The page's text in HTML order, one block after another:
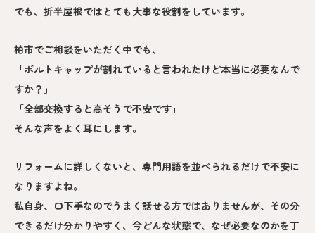
でも、折半屋根ではとても大事な役割をしています。
柏市でご相談をいただく中でも、
「ボルトキャップが割れていると言われたけど本当に必要なんで
すか？」
「全部交換すると高そうで不安です」
そんな声をよく耳にします。
リフォームに詳しくないと、専門用語を並べられるだけで不安に
なりますよね。
私自身、口下手なのでうまく話せる方ではありませんが、その分
できるだけ分かりやすく、今どんな状態で、なぜ必要なのかを丁